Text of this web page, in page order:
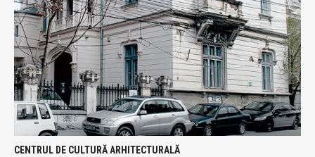
CENTRUL DE CULTURĂ ARHITECTURALĂ